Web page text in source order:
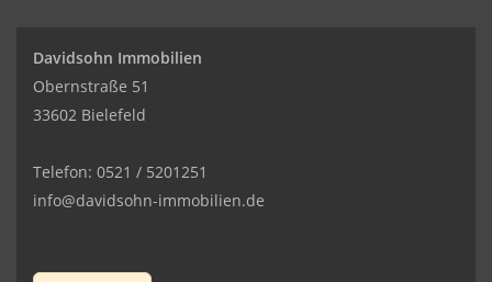
Davidsohn Immobilien
Obernstraße 51
33602 Bielefeld
Telefon: 0521 / 5201251
info@davidsohn-immobilien.de